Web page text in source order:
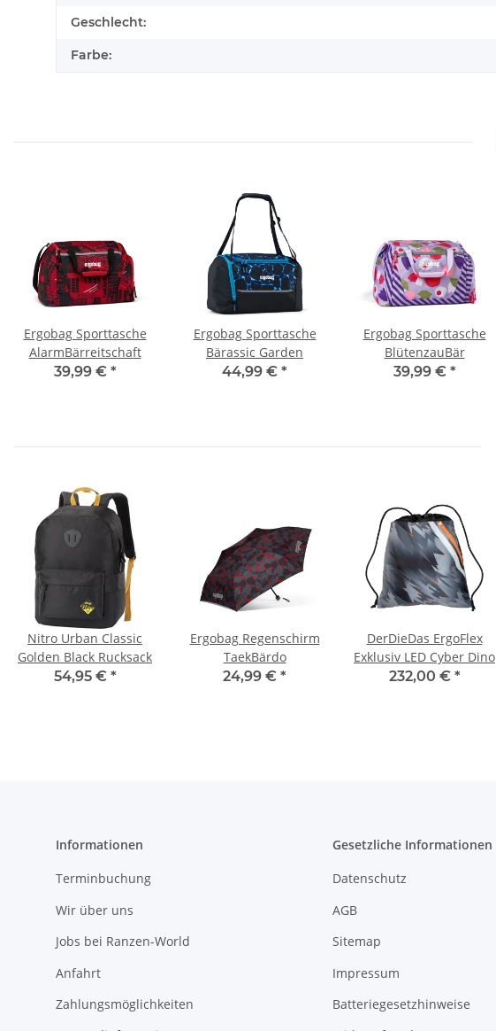
Geschlecht:
Farbe:
Ergobag Sporttasche
AlarmBärreitschaft
39,99 € *
Ergobag Sporttasche
Bärassic Garden
44,99 € *
Ergobag Sporttasche
BlütenzauBär
39,99 € *
Nitro Urban Classic
Golden Black Rucksack
54,95 € *
Ergobag Regenschirm
TaekBärdo
24,99 € *
DerDieDas ErgoFlex
Exklusiv LED Cyber Dino
232,00 € *
Informationen
Terminbuchung
Wir über uns
Jobs bei Ranzen-World
Anfahrt
Zahlungsmöglichkeiten
Gesetzliche Informationen
Datenschutz
AGB
Sitemap
Impressum
Batteriegesetzhinweise